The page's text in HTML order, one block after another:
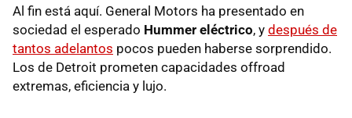
Al fin está aquí. General Motors ha presentado en
sociedad el esperado Hummer eléctrico, y después de
tantos adelantos pocos pueden haberse sorprendido.
Los de Detroit prometen capacidades offroad
extremas, eficiencia y lujo.